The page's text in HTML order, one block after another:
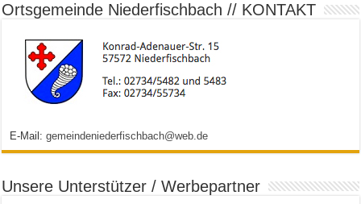
Ortsgemeinde Niederfischbach // KONTAKT
E-Mail:gemeindeniederfischbach@web.de
Unsere Unterstützer / Werbepartner